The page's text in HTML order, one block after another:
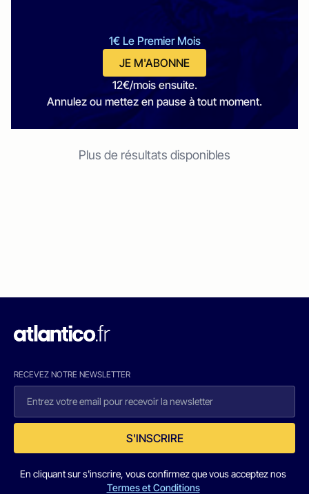
1€ Le Premier Mois
JE M'ABONNE
12€/mois ensuite.
Annulez ou mettez en pause à tout moment.
Plus de résultats disponibles
RECEVEZ NOTRE NEWSLETTER
S'INSCRIRE
En cliquant sur s'inscrire, vous confirmez que vous acceptez nos
Termes et Conditions